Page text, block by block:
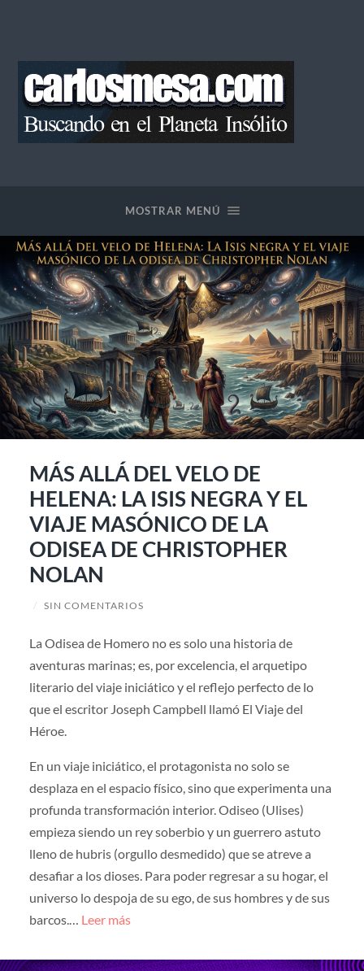
MOSTRAR MENÚ
MÁS ALLÁ DEL VELO DE
HELENA: LA ISIS NEGRA Y EL
VIAJE MASÓNICO DE LA
ODISEA DE CHRISTOPHER
NOLAN
/ SIN COMENTARIOS
La Odisea de Homero no es solo una historia de
aventuras marinas; es, por excelencia, el arquetipo
literario del viaje iniciático y el reflejo perfecto de lo
que el escritor Joseph Campbell llamó El Viaje del
Héroe.
En un viaje iniciático, el protagonista no solo se
desplaza en el espacio físico, sino que experimenta una
profunda transformación interior. Odiseo (Ulises)
empieza siendo un rey soberbio y un guerrero astuto
lleno de hubris (orgullo desmedido) que se atreve a
desafiar a los dioses. Para poder regresar a su hogar, el
universo lo despoja de su ego, de sus hombres y de sus
barcos.… Leer más